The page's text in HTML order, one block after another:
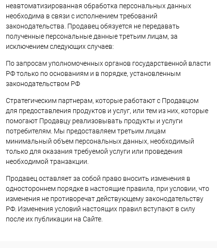
неавтоматизированная обработка персональных данных
необходима в связи с исполнением требований
законодательства. Продавец обязуется не передавать
полученные персональные данные третьим лицам, за
исключением следующих случаев:
По запросам уполномоченных органов государственной власти
РФ только по основаниям и в порядке, установленным
законодательством РФ
Стратегическим партнерам, которые работают с Продавцом
для предоставления продуктов и услуг, или тем из них, которые
помогают Продавцу реализовывать продукты и услуги
потребителям. Мы предоставляем третьим лицам
минимальный объем персональных данных, необходимый
только для оказания требуемой услуги или проведения
необходимой транзакции.
Продавец оставляет за собой право вносить изменения в
одностороннем порядке в настоящие правила, при условии, что
изменения не противоречат действующему законодательству
РФ. Изменения условий настоящих правил вступают в силу
после их публикации на Сайте.